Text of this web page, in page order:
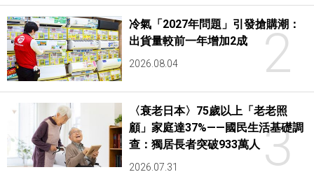
2
冷氣「2027年問題」引發搶購潮：
出貨量較前一年增加2成
2026.08.04
3
〈衰老日本〉75歲以上「老老照
顧」家庭達37%——國民生活基礎調
查：獨居長者突破933萬人
2026.07.31